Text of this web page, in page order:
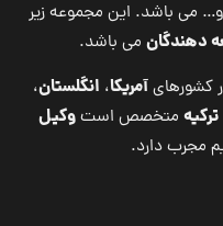
می باشد. این مجموعه زیر
دهندگان می باشد.
کشورهایآمریکا، انگلستان،
ترکیه متخصص استوکیل
مجرب دارد.